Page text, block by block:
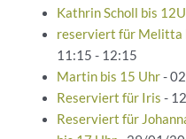
Kathrin Scholl bis
reserviert für Melitta
11:15 - 12:15
Martin bis 15 Uhr-
Reserviert für Iris -
Reserviert für